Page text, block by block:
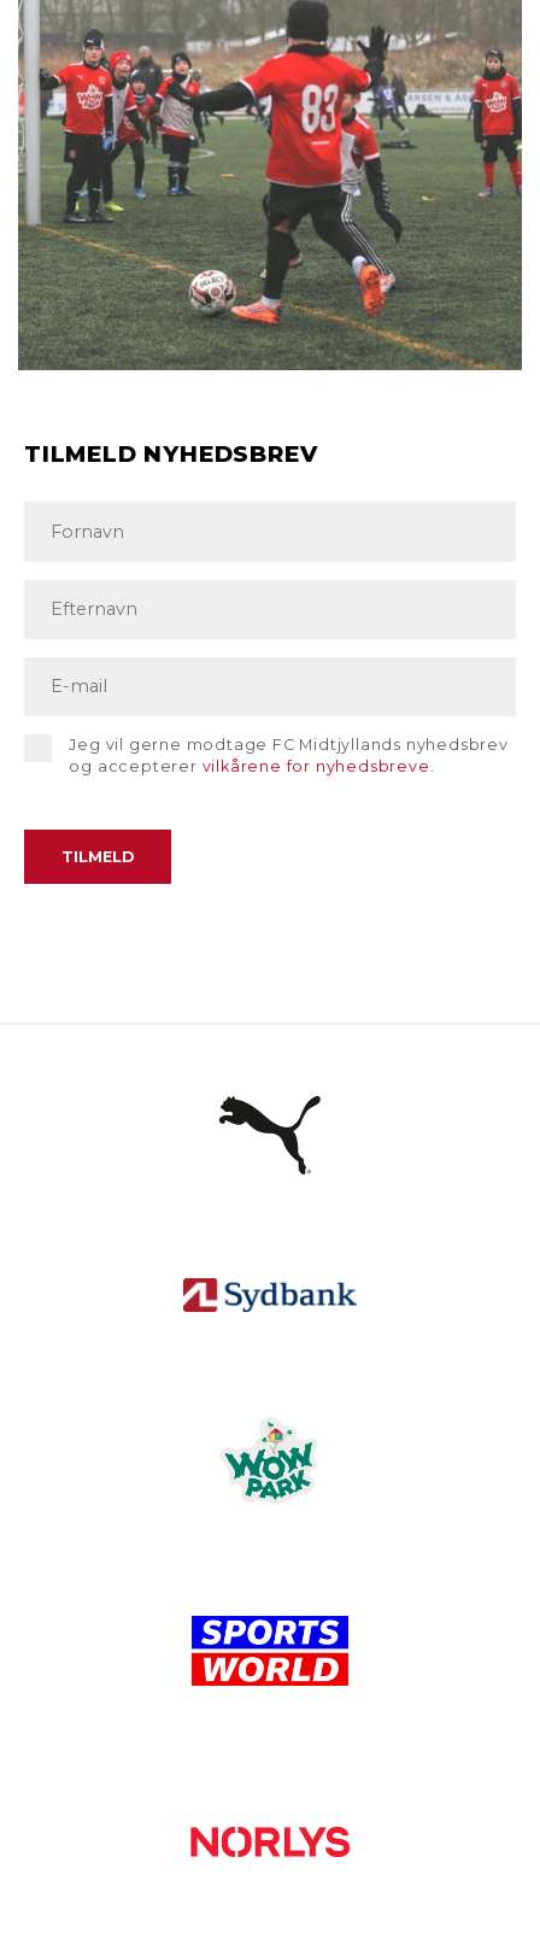
TILMELD NYHEDSBREV
Jeg vil gerne modtage FC Midtjyllands nyhedsbrev
og accepterer vilkårene for nyhedsbreve